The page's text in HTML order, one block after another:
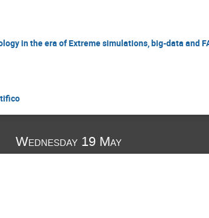
in the era of Extreme simulations, big-data and
Wednesday 19 May